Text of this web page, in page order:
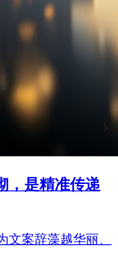
，是精准传递
案辞藻越华丽、